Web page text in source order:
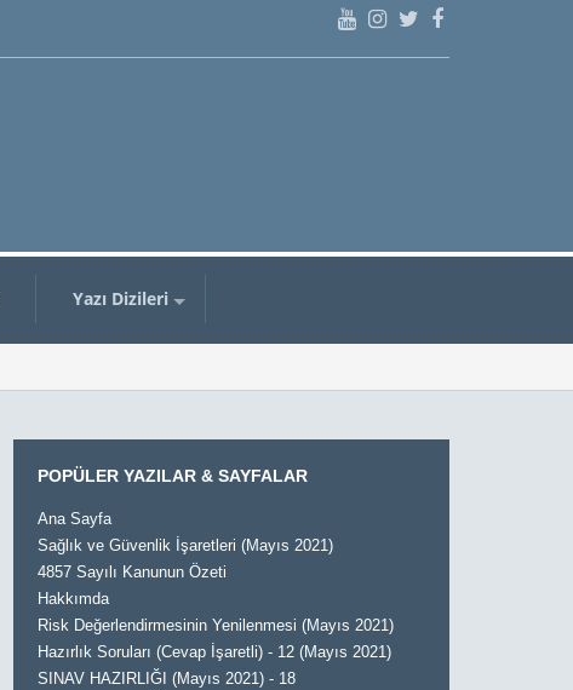
Yazı Dizileri
POPÜLER YAZILAR & SAYFALAR
Ana Sayfa
Sağlık ve Güvenlik İşaretleri (Mayıs 2021)
4857 Sayılı Kanunun Özeti
Hakkımda
Risk Değerlendirmesinin Yenilenmesi (Mayıs 2021)
Hazırlık Soruları (Cevap İşaretli) - 12 (Mayıs 2021)
SINAV HAZIRLIĞI (Mayıs 2021) - 18